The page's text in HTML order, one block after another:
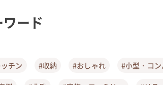
ード
チン #収納 #おしゃれ #小型・コン